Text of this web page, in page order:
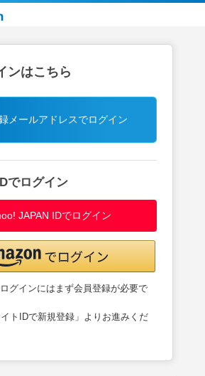
ンはこちら
メールアドレスでログイン
でログイン
JAPAN IDでログイン
グインにはまず会員登録が必要で
トIDで新規登録」よりお進みくだ